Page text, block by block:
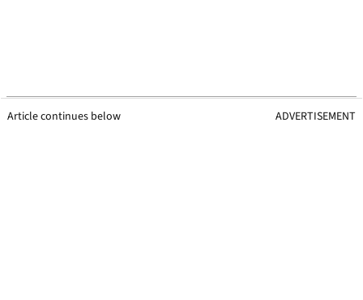
Article continues below ADVERTISEMENT